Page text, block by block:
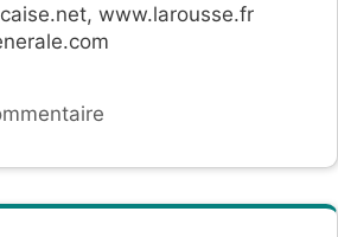
www.larousse.fr